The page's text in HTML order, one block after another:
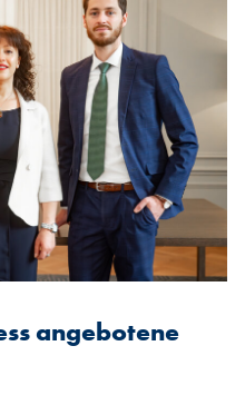
angebotene